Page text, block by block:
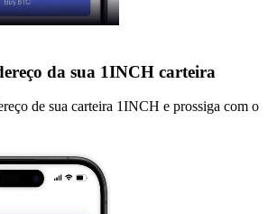
da sua 1INCH carteira
de sua carteira 1INCH e prossiga com o